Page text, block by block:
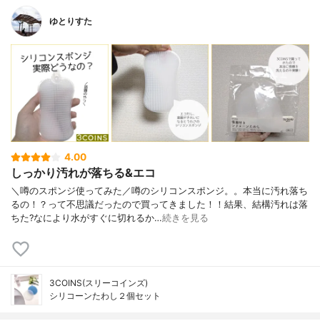
ゆとりすた
4.00
しっかり汚れが落ちる&エコ
＼噂のスポンジ使ってみた／噂のシリコンスポンジ。。本当に汚れ落ち
るの！？って不思議だったので買ってきました！！結果、結構汚れは落
ちた?なにより水がすぐに切れるか…続きを見る
3COINS(スリーコインズ)
シリコーンたわし２個セット